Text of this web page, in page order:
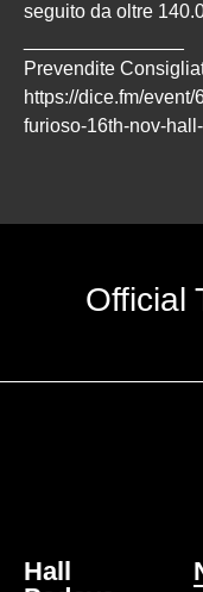
seguito da oltre
Prevendite
https://dice.fm/
furioso-16th-nov-
Official
Hall